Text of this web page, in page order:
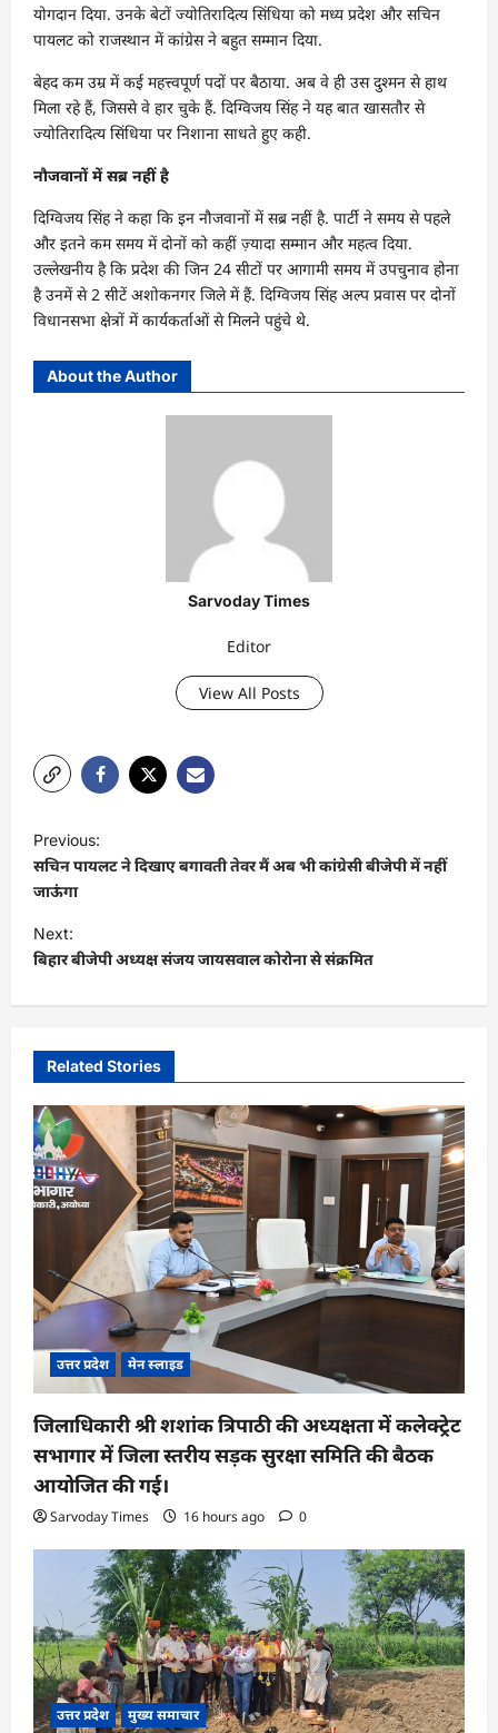
योगदान दिया. उनके बेटों ज्योतिरादित्य सिंधिया को मध्य प्रदेश और सचिन
पायलट को राजस्थान में कांग्रेस ने बहुत सम्मान दिया.
बेहद कम उम्र में कई महत्त्वपूर्ण पदों पर बैठाया. अब वे ही उस दुश्मन से हाथ
मिला रहे हैं, जिससे वे हार चुके हैं. दिग्विजय सिंह ने यह बात खासतौर से
ज्योतिरादित्य सिंधिया पर निशाना साधते हुए कही.
नौजवानों में सब्र नहीं है
दिग्विजय सिंह ने कहा कि इन नौजवानों में सब्र नहीं है. पार्टी ने समय से पहले
और इतने कम समय में दोनों को कहीं ज़्यादा सम्मान और महत्व दिया.
उल्लेखनीय है कि प्रदेश की जिन 24 सीटों पर आगामी समय में उपचुनाव होना
है उनमें से 2 सीटें अशोकनगर जिले में हैं. दिग्विजय सिंह अल्प प्रवास पर दोनों
विधानसभा क्षेत्रों में कार्यकर्ताओं से मिलने पहुंचे थे.
About the Author
Sarvoday Times
Editor
View All Posts
o
s
t
n
a
g
a
t
i
Previous:
सचिन पायलट ने दिखाए बगावती तेवर मैं अब भी कांग्रेसी बीजेपी में नहीं
जाऊंगा
Next:
बिहार बीजेपी अध्यक्ष संजय जायसवाल कोरोना से संक्रमित
Related Stories
उत्तर प्रदेश मेन स्लाइड
जिलाधिकारी श्री शशांक त्रिपाठी की अध्यक्षता में कलेक्ट्रेट
सभागार में जिला स्तरीय सड़क सुरक्षा समिति की बैठक
आयोजित की गई।
Sarvoday Times 16 hours ago 0
उत्तर प्रदेश मुख्य समाचार